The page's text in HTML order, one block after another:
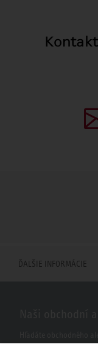
ĎALŠIE INFORMÁCIE